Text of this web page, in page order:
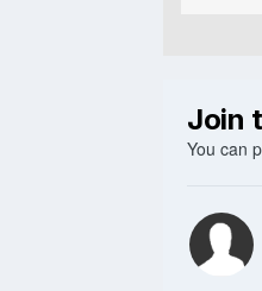
Join
You can